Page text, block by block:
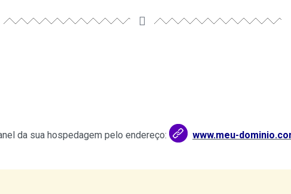
da sua hospedagem pelo endereço: www.meu-